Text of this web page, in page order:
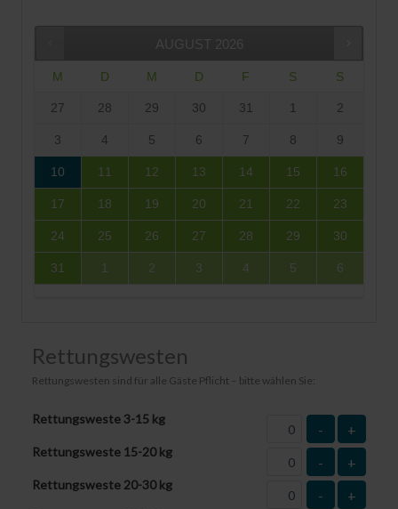
AUGUST 2026
M D M D F S S
27 28 29 30 31 1 2
3 4 5 6 7 8 9
10 11 12 13 14 15 16
17 18 19 20 21 22 23
24 25 26 27 28 29 30
31 1 2 3 4 5 6
Rettungswesten
Rettungswesten sind für alle Gäste Pflicht – bitte wählen Sie:
Rettungsweste 3-15 kg
- +
Rettungsweste 15-20 kg
- +
Rettungsweste 20-30 kg
- +